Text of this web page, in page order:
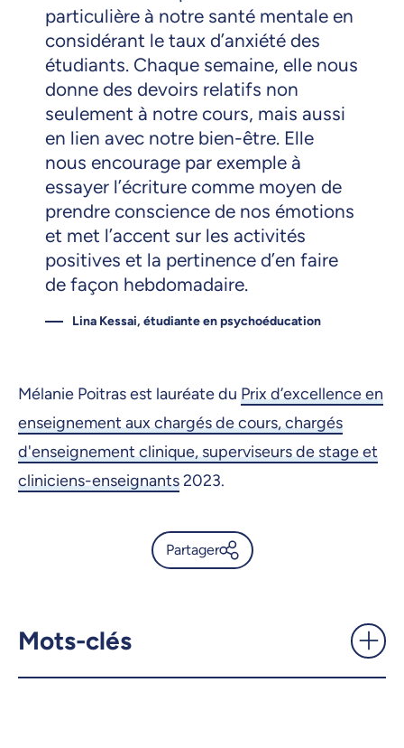
particulière à notre santé mentale en
considérant le taux d’anxiété des
étudiants. Chaque semaine, elle nous
donne des devoirs relatifs non
seulement à notre cours, mais aussi
en lien avec notre bien-être. Elle
nous encourage par exemple à
essayer l’écriture comme moyen de
prendre conscience de nos émotions
et met l’accent sur les activités
positives et la pertinence d’en faire
de façon hebdomadaire.
Lina Kessai, étudiante en psychoéducation
Mélanie Poitras est lauréate du Prix d’excellence en
enseignement aux chargés de cours, chargés
d'enseignement clinique, superviseurs de stage et
cliniciens-enseignants2023.
Partager
Mots-clés